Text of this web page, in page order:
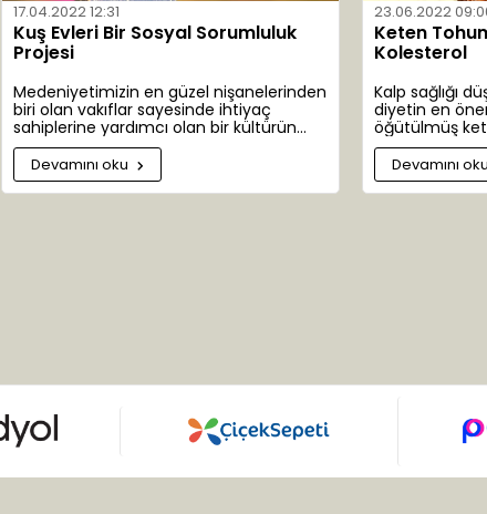
17.04.2022 12:31
Kuş Evleri Bir Sosyal Sorumluluk
Projesi
Medeniyetimizin en güzel nişanelerinden
biri olan vakıflar sayesinde ihtiyaç
sahiplerine yardımcı olan bir kültürün
emanetçisiyiz. İhtiyaç sahibi bazen insan
bazen bitki bazen de hayvanlar
olabilmektedir. Bazen de dünyamızın ta
kendisi.
Devamını oku
23.06.2022
Keten
Kolesterol
Kalp sağlığı
diyetin en
öğütülmüş
Devamını oku